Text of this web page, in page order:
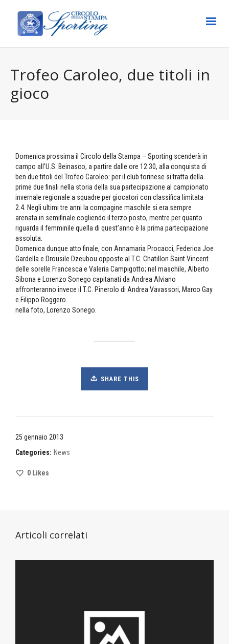
Trofeo Caroleo, due titoli in
gioco
Domenica prossima il Circolo della Stampa – Sporting scenderà in
campo all’U.S. Beinasco, a partire dalle ore 12.30, alla conquista di
ben due titoli del Trofeo Caroleo: per il club torinese si tratta della
prime due finali nella storia della sua partecipazione al campionato
invernale regionale a squadre per giocatori con classifica limitata
2.4. Negli ultimi tre anni la compagine maschile si era sempre
arenata in semifinale cogliendo il terzo posto, mentre per quanto
riguarda il femminile quella di quest’anno è la prima partecipazione
assoluta.
Domenica dunque atto finale, con Annamaria Procacci, Federica Joe
Gardella e Drousile Dzeubou opposte al T.C. Chatillon Saint Vincent
delle sorelle Francesca e Valeria Campigotto; nel maschile, Alberto
Sibona e Lorenzo Sonego capitanati da Andrea Alviano
affronteranno invece il T.C. Pinerolo di Andrea Vavassori, Marco Gay
e Filippo Roggero.
nella foto, Lorenzo Sonego.
SHARE THIS
25 gennaio 2013
Categories: News
0 Likes
Articoli correlati